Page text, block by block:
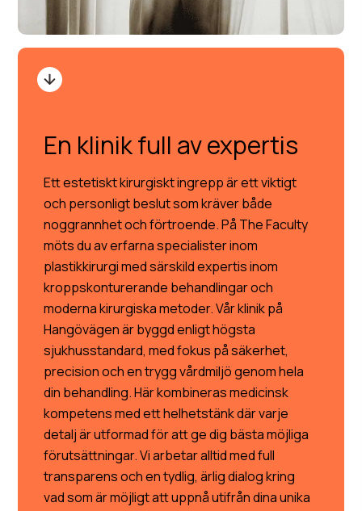
En klinik full av expertis
Ett estetiskt kirurgiskt ingrepp är ett viktigt
och personligt beslut som kräver både
noggrannhet och förtroende. På The Faculty
möts du av erfarna specialister inom
plastikkirurgi med särskild expertis inom
kroppskonturerande behandlingar och
moderna kirurgiska metoder. Vår klinik på
Hangövägen är byggd enligt högsta
sjukhusstandard, med fokus på säkerhet,
precision och en trygg vårdmiljö genom hela
din behandling. Här kombineras medicinsk
kompetens med ett helhetstänk där varje
detalj är utformad för att ge dig bästa möjliga
förutsättningar. Vi arbetar alltid med full
transparens och en tydlig, ärlig dialog kring
vad som är möjligt att uppnå utifrån dina unika